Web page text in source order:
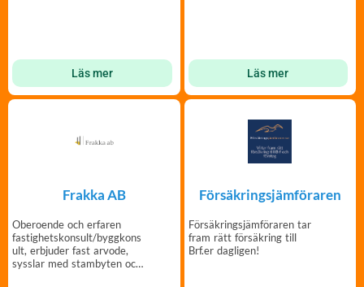
Läs mer Läs mer
Frakka AB
Oberoende och erfaren
fastighetskonsult/byggkons
ult, erbjuder fast arvode,
sysslar med stambyten och
Försäkringsjämföraren
Försäkringsjämföraren tar
fram rätt försäkring till
Brf.er dagligen!